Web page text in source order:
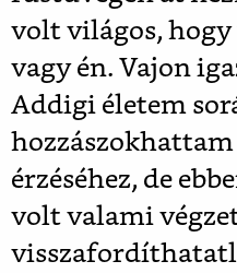
volt világos,
vagy én. Vajon
Addigi életem
érzéséhez, de
volt valami